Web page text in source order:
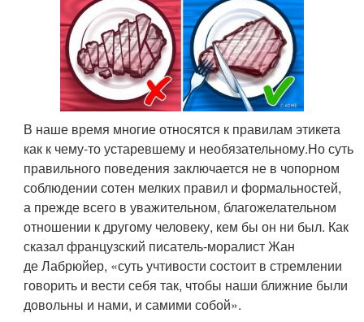
В наше время многие относятся к правилам этикета
как к чему-то устаревшему и необязательному.Но суть
правильного поведения заключается не в чопорном
соблюдении сотен мелких правил и формальностей,
а прежде всего в уважительном, благожелательном
отношении к другому человеку, кем бы он ни был. Как
сказал французский писатель-моралист Жан
де Лабрюйер, «суть учтивости состоит в стремлении
говорить и вести себя так, чтобы наши ближние были
довольны и нами, и самими собой».